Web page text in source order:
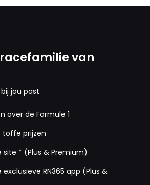
van
jou past
over de Formule 1
toffe prijzen
site * (Plus & Premium)
RN365 app (Plus &